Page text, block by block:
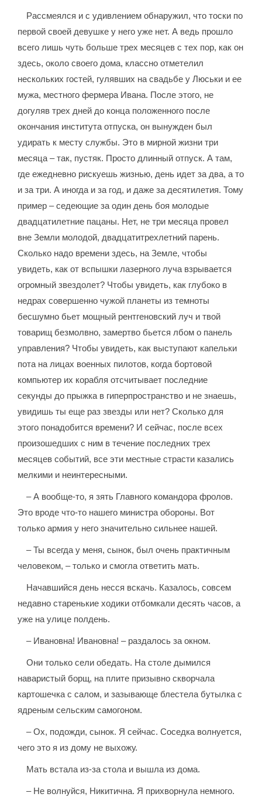
Рассмеялся и с удивлением обнаружил, что тоски по
первой своей девушке у него уже нет. А ведь прошло
всего лишь чуть больше трех месяцев с тех пор, как он
здесь, около своего дома, классно отметелил
нескольких гостей, гулявших на свадьбе у Люськи и ее
мужа, местного фермера Ивана. После этого, не
догуляв трех дней до конца положенного после
окончания института отпуска, он вынужден был
удирать к месту службы. Это в мирной жизни три
месяца – так, пустяк. Просто длинный отпуск. А там,
где ежедневно рискуешь жизнью, день идет за два, а то
и за три. А иногда и за год, и даже за десятилетия. Тому
пример – седеющие за один день боя молодые
двадцатилетние пацаны. Нет, не три месяца провел
вне Земли молодой, двадцатитрехлетний парень.
Сколько надо времени здесь, на Земле, чтобы
увидеть, как от вспышки лазерного луча взрывается
огромный звездолет? Чтобы увидеть, как глубоко в
недрах совершенно чужой планеты из темноты
бесшумно бьет мощный рентгеновский луч и твой
товарищ безмолвно, замертво бьется лбом о панель
управления? Чтобы увидеть, как выступают капельки
пота на лицах военных пилотов, когда бортовой
компьютер их корабля отсчитывает последние
секунды до прыжка в гиперпространство и не знаешь,
увидишь ты еще раз звезды или нет? Сколько для
этого понадобится времени? И сейчас, после всех
произошедших с ним в течение последних трех
месяцев событий, все эти местные страсти казались
мелкими и неинтересными.
– А вообще-то, я зять Главного командора фролов.
Это вроде что-то нашего министра обороны. Вот
только армия у него значительно сильнее нашей.
– Ты всегда у меня, сынок, был очень практичным
человеком, – только и смогла ответить мать.
Начавшийся день несся вскачь. Казалось, совсем
недавно старенькие ходики отбомкали десять часов, а
уже на улице полдень.
– Ивановна! Ивановна! – раздалось за окном.
Они только сели обедать. На столе дымился
наваристый борщ, на плите призывно скворчала
картошечка с салом, и зазывающе блестела бутылка с
ядреным сельским самогоном.
– Ох, подожди, сынок. Я сейчас. Соседка волнуется,
чего это я из дому не выхожу.
Мать встала из-за стола и вышла из дома.
– Не волнуйся, Никитична. Я прихворнула немного.